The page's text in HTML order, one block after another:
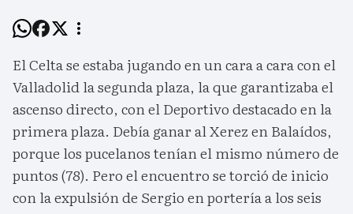
El Celta se estaba jugando en un cara a cara con el
Valladolid la segunda plaza, la que garantizaba el
ascenso directo, con el Deportivo destacado en la
primera plaza. Debía ganar al Xerez en Balaídos,
porque los pucelanos tenían el mismo número de
puntos (78). Pero el encuentro se torció de inicio
con la expulsión de Sergio en portería a los seis